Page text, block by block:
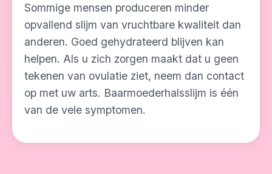
Sommige mensen produceren minder
opvallend slijm van vruchtbare kwaliteit dan
anderen. Goed gehydrateerd blijven kan
helpen. Als u zich zorgen maakt dat u geen
tekenen van ovulatie ziet, neem dan contact
op met uw arts. Baarmoederhalsslijm is één
van de vele symptomen.